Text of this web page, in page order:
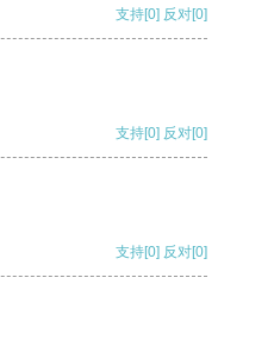
支持[0] 反对[0]
支持[0] 反对[0]
支持[0] 反对[0]